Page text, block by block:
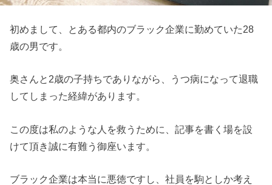
初めまして、とある都内のブラック企業に勤めていた28
歳の男です。
奥さんと2歳の子持ちでありながら、うつ病になって退職
してしまった経緯があります。
この度は私のような人を救うために、記事を書く場を設
けて頂き誠に有難う御座います。
ブラック企業は本当に悪徳ですし、社員を駒としか考え